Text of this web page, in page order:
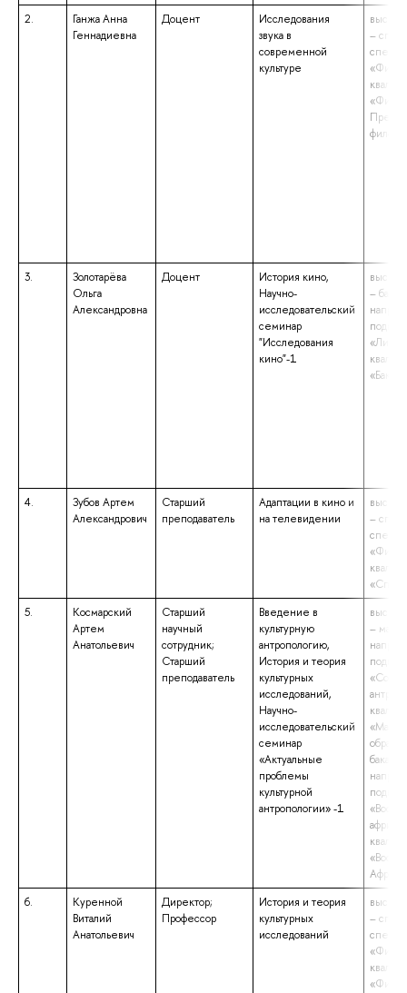
2.
Ганжа Анна
Геннадиевна
Доцент
Исследования
звука в
современной
культуре
–
3.
Золотарёва
Ольга
Александровна
Доцент
История кино,
Научно-
исследовательский
семинар
"Исследования
кино"-1
–
4.
Зубов Артем
Александрович
Старший
преподаватель
Адаптации в кино и
на телевидении
–
5.
Космарский
Артем
Анатольевич
Старший
научный
сотрудник;
Старший
преподаватель
Введение в
культурную
антропологию,
История и теория
культурных
исследований,
Научно-
исследовательский
семинар
«Актуальные
проблемы
культурной
антропологии» -1
–
6.
Куренной
Виталий
Анатольевич
Директор;
Профессор
История и теория
культурных
исследований
–